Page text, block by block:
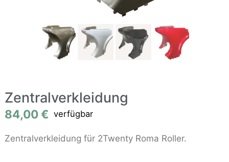
Zentralverkleidung
84,00€ verfügbar
Zentralverkleidung für 2Twenty Roma Roller.